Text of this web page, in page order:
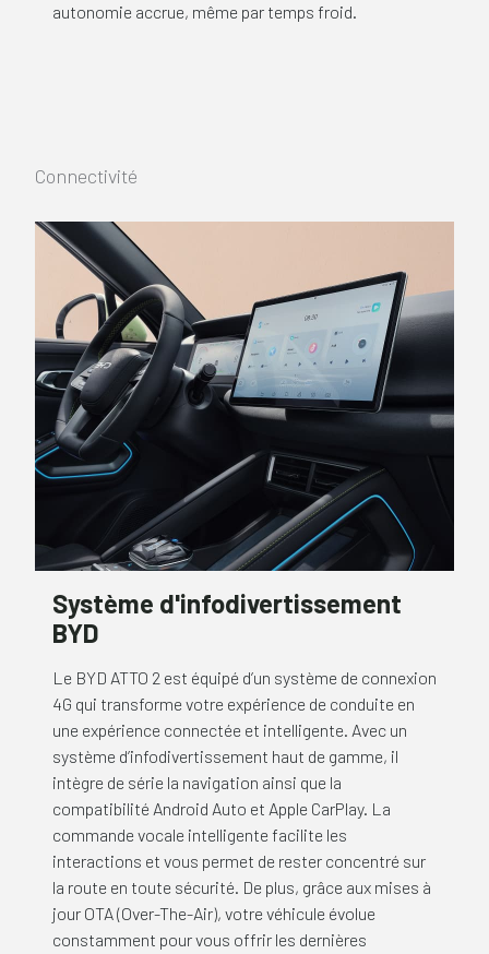
autonomie accrue, même par temps froid.
Connectivité
Système d'infodivertissement
BYD
Le BYD ATTO 2 est équipé d’un système de connexion
4G qui transforme votre expérience de conduite en
une expérience connectée et intelligente. Avec un
système d’infodivertissement haut de gamme, il
intègre de série la navigation ainsi que la
compatibilité Android Auto et Apple CarPlay. La
commande vocale intelligente facilite les
interactions et vous permet de rester concentré sur
la route en toute sécurité. De plus, grâce aux mises à
jour OTA (Over-The-Air), votre véhicule évolue
constamment pour vous offrir les dernières